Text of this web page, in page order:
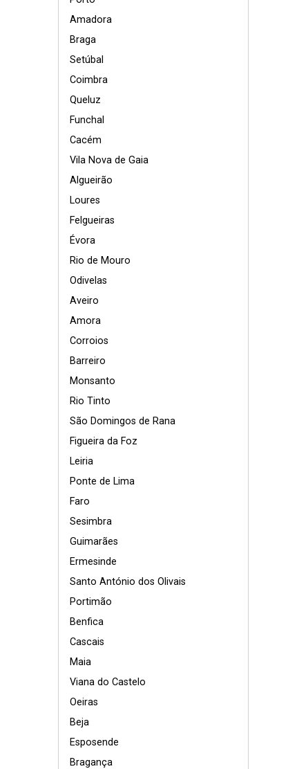
Amadora
Braga
Setúbal
Coimbra
Queluz
Funchal
Cacém
Vila Nova de Gaia
Algueirão
Loures
Felgueiras
Évora
Rio de Mouro
Odivelas
Aveiro
Amora
Corroios
Barreiro
Monsanto
Rio Tinto
São Domingos de Rana
Figueira da Foz
Leiria
Ponte de Lima
Faro
Sesimbra
Guimarães
Ermesinde
Santo António dos Olivais
Portimão
Benfica
Cascais
Maia
Viana do Castelo
Oeiras
Beja
Esposende
Bragança